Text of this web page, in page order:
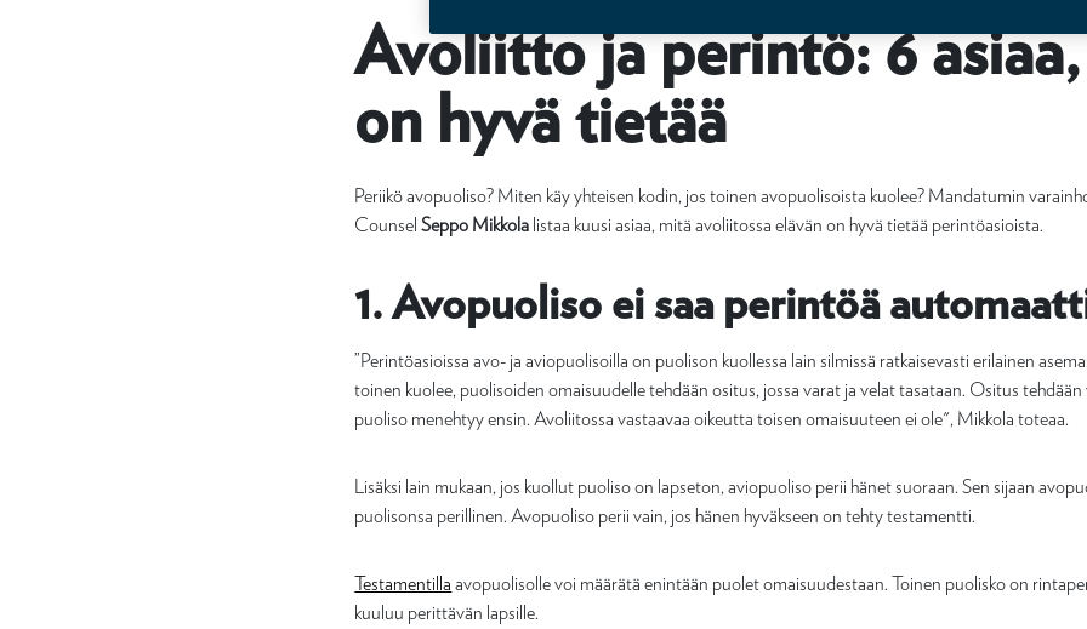
Avoliitto ja perintö: 6
on hyvä tietää
Periikö avopuoliso? Miten käy yhteisen kodin, jos toinen avopuolisoista kuolee? Mandatumin
CounselSeppo Mikkola listaa kuusi asiaa, mitä avoliitossa elävän on hyvä tietää perintöasioista.
1. Avopuoliso ei saa perintöä
”Perintöasioissa avo- ja aviopuolisoilla on puolison kuollessa lain silmissä ratkaisevasti erilainen
toinen kuolee, puolisoiden omaisuudelle tehdään ositus, jossa varat ja velat tasataan. Ositus tehdään
puoliso menehtyy ensin. Avoliitossa vastaavaa oikeutta toisen omaisuuteen ei ole", Mikkola toteaa.
Lisäksi lain mukaan, jos kuollut puoliso on lapseton, aviopuoliso perii hänet suoraan. Sen sijaan
puolisonsa perillinen. Avopuoliso perii vain, jos hänen hyväkseen on tehty testamentti.
Testamentilla avopuolisolle voi määrätä enintään puolet omaisuudestaan. Toinen puolisko on
kuuluu perittävän lapsille.